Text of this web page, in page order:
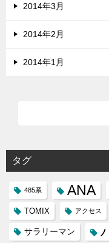
2014年3月
2014年2月
2014年1月
タグ
485系 ANA
TOMIX アクセス
サラリーマン